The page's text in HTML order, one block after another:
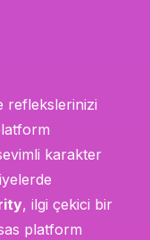
reflekslerinizi
karakter
, ilgi çekici bir
platform